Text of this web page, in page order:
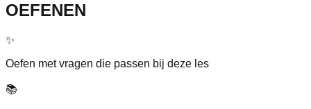
OEFENEN
✨
Oefen met vragen die passen bij deze les
📚